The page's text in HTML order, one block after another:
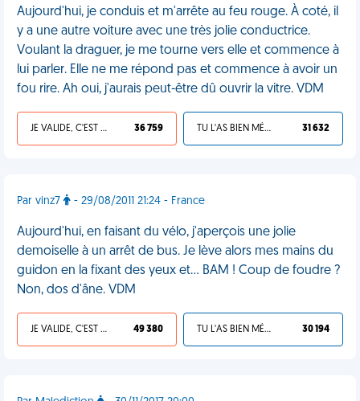
Aujourd'hui, je conduis et m'arrête au feu rouge. À coté, il
y a une autre voiture avec une très jolie conductrice.
Voulant la draguer, je me tourne vers elle et commence à
lui parler. Elle ne me répond pas et commence à avoir un
fou rire. Ah oui, j'aurais peut-être dû ouvrir la vitre. VDM
JE VALIDE, C'EST UNE VDM 36 759 TU L'AS BIEN MÉRITÉ 31 632
Par vinz7 - 29/08/2011 21:24 - France
Aujourd'hui, en faisant du vélo, j'aperçois une jolie
demoiselle à un arrêt de bus. Je lève alors mes mains du
guidon en la fixant des yeux et... BAM ! Coup de foudre ?
Non, dos d'âne. VDM
JE VALIDE, C'EST UNE VDM 49 380 TU L'AS BIEN MÉRITÉ 30 194